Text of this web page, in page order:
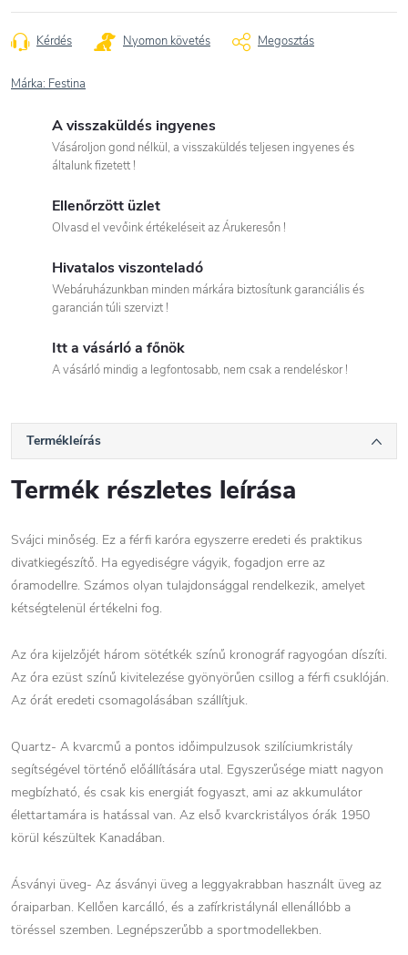
Kérdés Nyomon követés Megosztás
Márka: Festina
A visszaküldés ingyenes
Vásároljon gond nélkül, a visszaküldés teljesen ingyenes és
általunk fizetett !
Ellenőrzött üzlet
Olvasd el vevőink értékeléseit az Árukeresőn !
Hivatalos viszonteladó
Webáruházunkban minden márkára biztosítunk garanciális és
garancián túli szervizt !
Itt a vásárló a főnök
A vásárló mindig a legfontosabb, nem csak a rendeléskor !
Termékleírás
Termék részletes leírása
Svájci minőség. Ez a férfi karóra egyszerre eredeti és praktikus
divatkiegészítő. Ha egyediségre vágyik, fogadjon erre az
óramodellre. Számos olyan tulajdonsággal rendelkezik, amelyet
kétségtelenül értékelni fog.
Az óra kijelzőjét három sötétkék színű kronográf ragyogóan díszíti.
Az óra ezüst színű kivitelezése gyönyörűen csillog a férfi csuklóján.
Az órát eredeti csomagolásában szállítjuk.
Quartz- A kvarcmű a pontos időimpulzusok szilíciumkristály
segítségével történő előállítására utal. Egyszerűsége miatt nagyon
megbízható, és csak kis energiát fogyaszt, ami az akkumulátor
élettartamára is hatással van. Az első kvarckristályos órák 1950
körül készültek Kanadában.
Ásványi üveg- Az ásványi üveg a leggyakrabban használt üveg az
óraiparban. Kellően karcálló, és a zafírkristálynál ellenállóbb a
töréssel szemben. Legnépszerűbb a sportmodellekben.